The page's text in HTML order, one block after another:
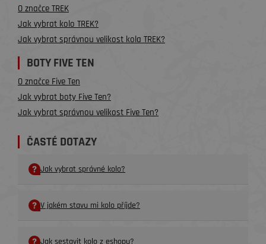
O značce TREK
Jak vybrat kolo TREK?
Jak vybrat správnou velikost kola TREK?
BOTY FIVE TEN
O značce Five Ten
Jak vybrat boty Five Ten?
Jak vybrat správnou velikost Five Ten?
ČASTÉ DOTAZY
Jak vybrat správné kolo?
V jakém stavu mi kolo příjde?
Jak sestavit kolo z eshopu?